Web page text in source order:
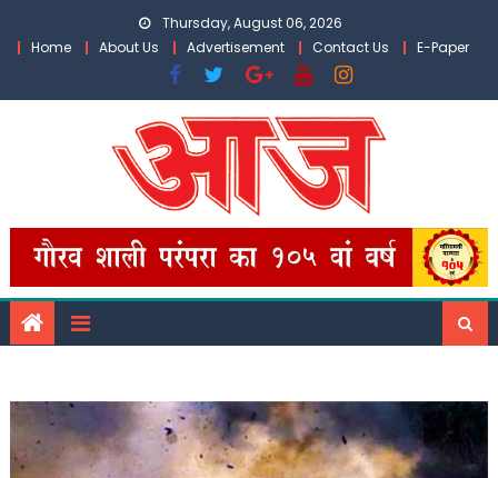
Thursday, August 06, 2026
Home
About Us Advertisement Contact Us E-Paper